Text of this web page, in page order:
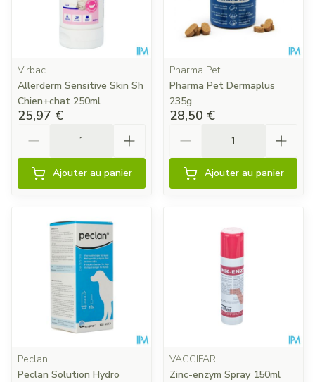
Virbac
Allerderm Sensitive Skin Sh
Chien+chat 250ml
25,97 €
Ajouter au panier
Pharma Pet
Pharma Pet Dermaplus
235g
28,50 €
Ajouter au panier
Peclan
Peclan Solution Hydro
VACCIFAR
Zinc-enzym Spray 150ml